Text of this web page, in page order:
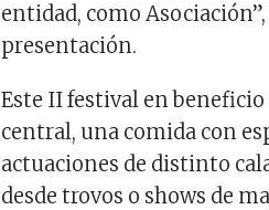
entidad, como
presentación.
Este II festival en
central, una comida con
actuaciones de distinto
desde trovos o shows de